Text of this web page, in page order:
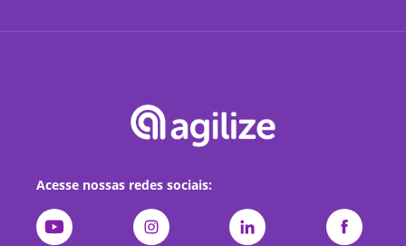
Acesse nossas redes sociais: